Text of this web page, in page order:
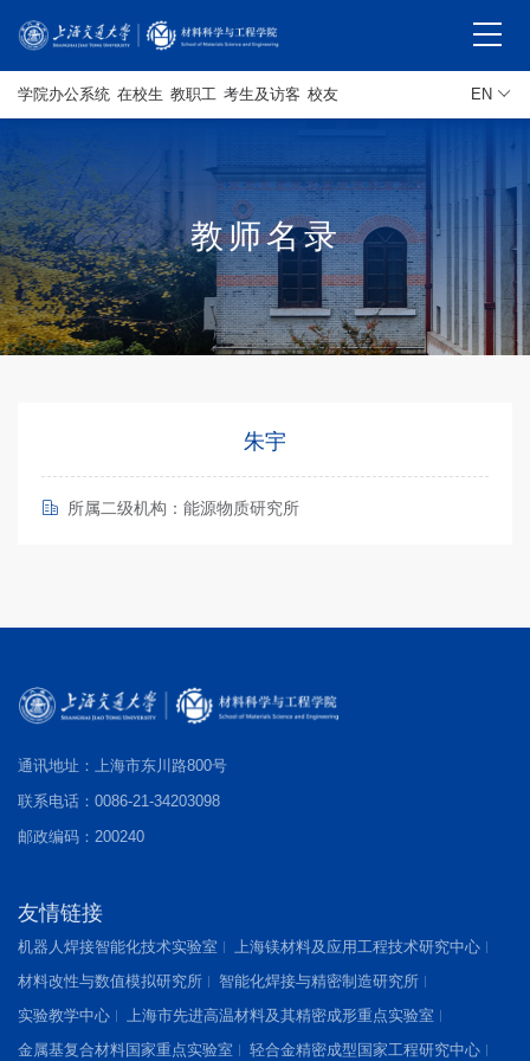
学院办公系统 在校生 教职工 考生及访客 校友 EN
教师名录
朱宇
所属二级机构：能源物质研究所
通讯地址：上海市东川路800号
联系电话：0086-21-34203098
邮政编码：200240
友情链接
机器人焊接智能化技术实验室
上海镁材料及应用工程技术研究中心
材料改性与数值模拟研究所
智能化焊接与精密制造研究所
实验教学中心
上海市先进高温材料及其精密成形重点实验室
金属基复合材料国家重点实验室
轻合金精密成型国家工程研究中心